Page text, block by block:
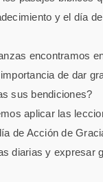
y el día
encontramos
de dar
sus bendiciones?
aplicar las
de Acción de
diarias y expresar